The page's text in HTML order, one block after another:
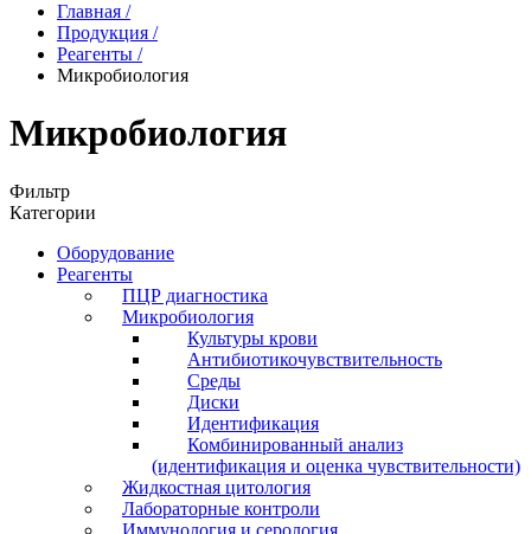
Главная /
Продукция /
Реагенты /
Микробиология
Микробиология
Фильтр
Категории
Оборудование
Реагенты
ПЦР диагностика
Микробиология
Культуры крови
Антибиотикочувствительность
Среды
Диски
Идентификация
Комбинированный анализ
(идентификация и оценка чувствительности)
Жидкостная цитология
Лабораторные контроли
Иммунология и серология